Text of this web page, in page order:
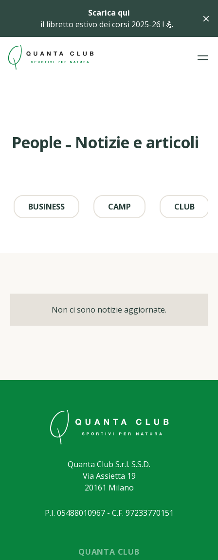
Scarica qui
il libretto estivo dei corsi 2025-26 ! 💪
People - Notizie e articoli
BUSINESS CAMP CLUB
Non ci sono notizie aggiornate.
Quanta Club S.r.l. S.S.D.
Via Assietta 19
20161 Milano
P.I. 05488010967 - C.F. 97233770151
QUANTA CLUB